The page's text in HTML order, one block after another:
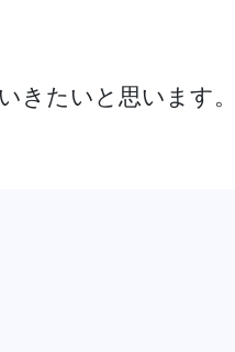
きたいと思います。